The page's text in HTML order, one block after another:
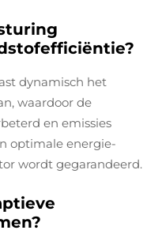
dynamisch het
waardoor de
en emissies
optimale energie-
wordt gegarandeerd.